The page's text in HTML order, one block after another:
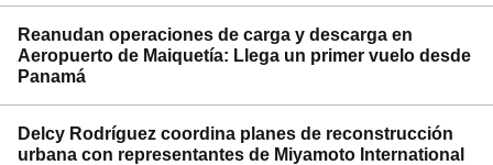
Reanudan operaciones de carga y descarga en
Aeropuerto de Maiquetía: Llega un primer vuelo desde
Panamá
Delcy Rodríguez coordina planes de reconstrucción
urbana con representantes de Miyamoto International